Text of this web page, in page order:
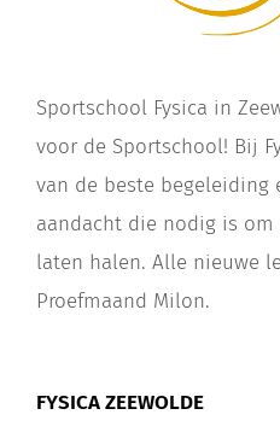
Sportschool Fysica in
voor de Sportschool! Bij
van de beste begeleiding
aandacht die nodig is
laten halen. Alle nieuwe
Proefmaand Milon.
FYSICA ZEEWOLDE